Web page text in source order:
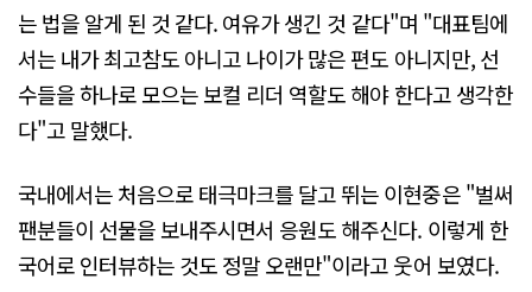
는 법을 알게 된 것 같다. 여유가 생긴 것 같다"며 "대표팀에
서는 내가 최고참도 아니고 나이가 많은 편도 아니지만, 선
수들을 하나로 모으는 보컬 리더 역할도 해야 한다고 생각한
다"고 말했다.
국내에서는 처음으로 태극마크를 달고 뛰는 이현중은 "벌써
팬분들이 선물을 보내주시면서 응원도 해주신다. 이렇게 한
국어로 인터뷰하는 것도 정말 오랜만"이라고 웃어 보였다.